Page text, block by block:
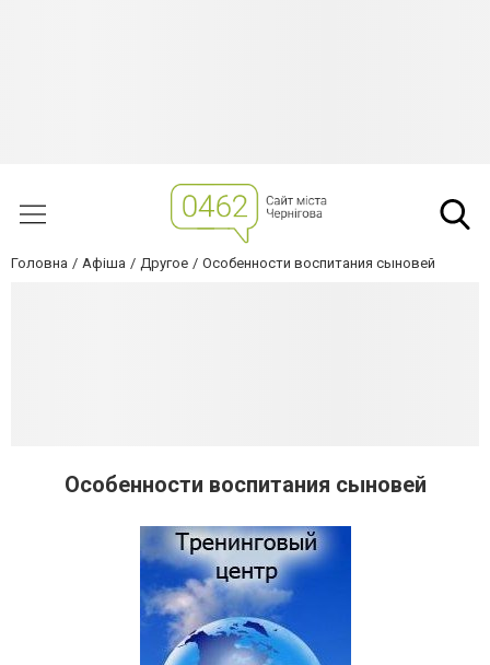
Головна Афіша Другое Особенности воспитания сыновей
Особенности воспитания сыновей